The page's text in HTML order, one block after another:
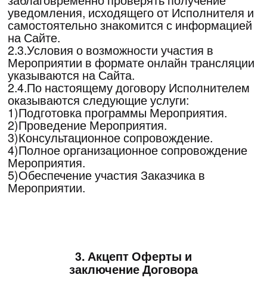
4.Условия и порядок
предоставления услуг
Ознакомившись с перечнем слуг,
размещенным на Сайте, выбрав вид
услуги,Заказчик должен оставить заявку по
форме, размещенной на Сайте (далее –
«Заявка»). При оформлении Заявки всю
справочную информацию можно получить по
телефону: +7 (495) 280-08-27.
4.1.При этом все телефонные разговоры
представителя Исполнителя с Заказчиком
могут быть записаны.
4.2.Для оформления Заявки Заказчик обязан
предоставить следующие данные:
1)ФИО;
2)Контактный номер телефона;
3)Контактный e-mail.
настоящему Договору в размере,
установленном Исполнителем.
4.5.Оплата Услуг Исполнителя